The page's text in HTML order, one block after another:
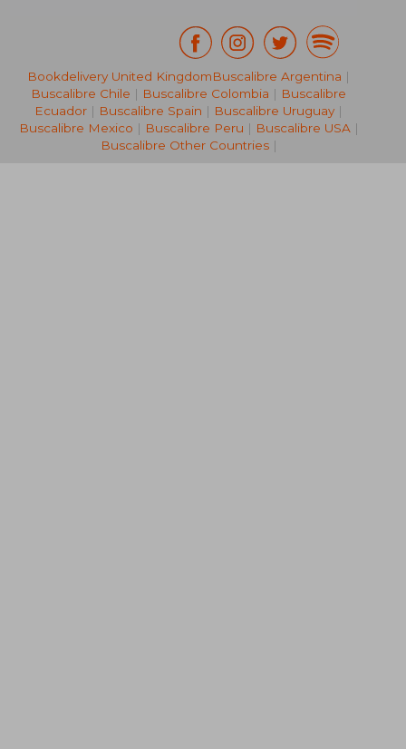
29,89 €
Bookdelivery United KingdomBuscalibre Argentina |
Buscalibre Chile | Buscalibre Colombia | Buscalibre
Ecuador | Buscalibre Spain | Buscalibre Uruguay |
Buscalibre Mexico | Buscalibre Peru | Buscalibre USA|
Buscalibre Other Countries|